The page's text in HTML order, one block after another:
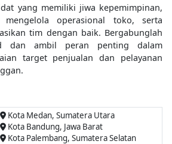
yang memiliki jiwa kepemimpinan,
mengelola operasional toko, serta
tim dengan baik. Bergabunglah
dan ambil peran penting dalam
target penjualan dan pelayanan
Kota Medan, Sumatera Utara
Kota Bandung, Jawa Barat
Kota Palembang, Sumatera Selatan